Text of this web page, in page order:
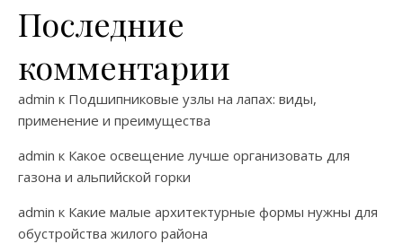
Последние
комментарии
admin к Подшипниковые узлы на лапах: виды,
применение и преимущества
admin к Какое освещение лучше организовать для
газона и альпийской горки
admin к Какие малые архитектурные формы нужны для
обустройства жилого района